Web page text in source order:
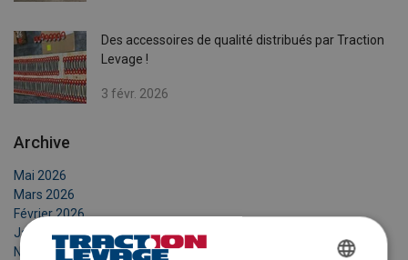
Des accessoires de qualité distribués par Traction
Levage !
3 févr. 2026
Archive
Mai 2026
Mars 2026
Février 2026
Janvier 2026
Novembre 2025